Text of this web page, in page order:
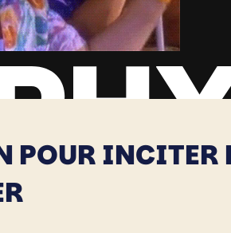
POUR INCITER